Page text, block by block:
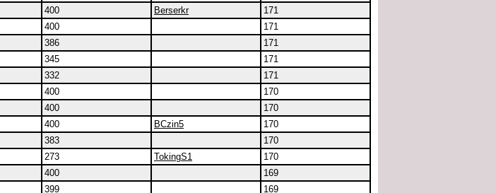
400 Berserkr
171
400
171
386
171
345
171
332
171
400
170
400
170
400 BCzin5
170
383
170
273 TokingS1
170
400
169
399 169